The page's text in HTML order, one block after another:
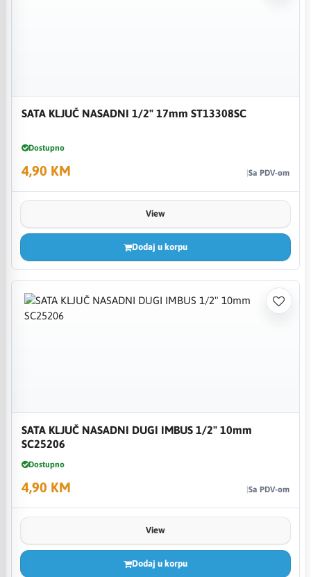
SATA KLJUČ NASADNI 1/2" 17mm ST13308SC
Dostupno
4,90 KM Sa PDV-om
View
Dodaj u korpu
SATA KLJUČ NASADNI DUGI IMBUS 1/2" 10mm
SC25206
Dostupno
4,90 KM Sa PDV-om
View
Dodaj u korpu